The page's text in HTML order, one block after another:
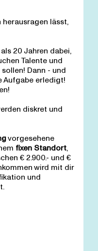
herausragen lässt,
20 Jahren dabei,
Talente und
Dann - und
Aufgabe erledigt!
diskret und
vorgesehene
fixen Standort,
€ 2.900.- und €
wird mit dir
und